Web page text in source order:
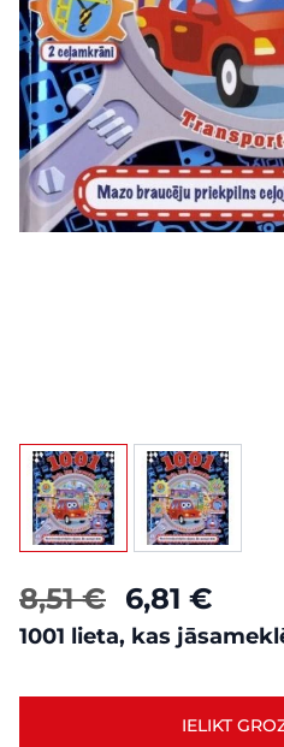
View larger imageView larger
8,51 € 6,81 €
1001 lieta, kas
IELIKT